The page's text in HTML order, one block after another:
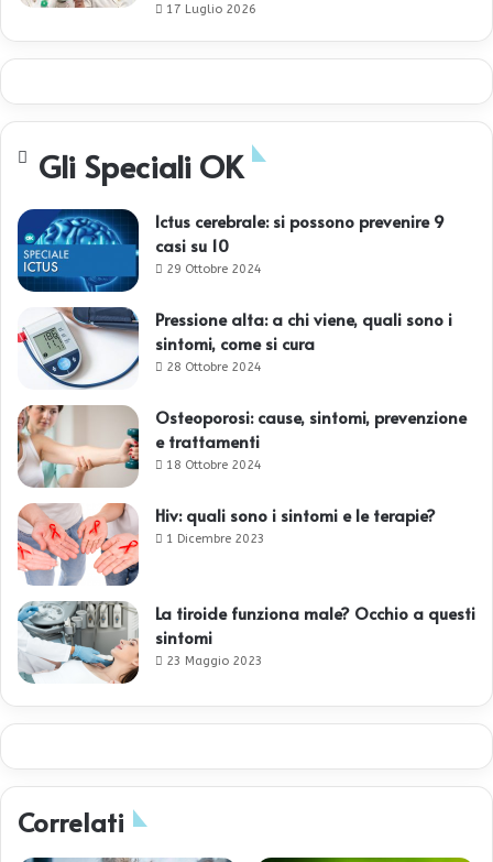
17 Luglio 2026
Gli Speciali OK
Ictus cerebrale: si possono prevenire 9
casi su 10
29 Ottobre 2024
Pressione alta: a chi viene, quali sono i
sintomi, come si cura
28 Ottobre 2024
Osteoporosi: cause, sintomi, prevenzione
e trattamenti
18 Ottobre 2024
Hiv: quali sono i sintomi e le terapie?
1 Dicembre 2023
La tiroide funziona male? Occhio a questi
sintomi
23 Maggio 2023
Correlati